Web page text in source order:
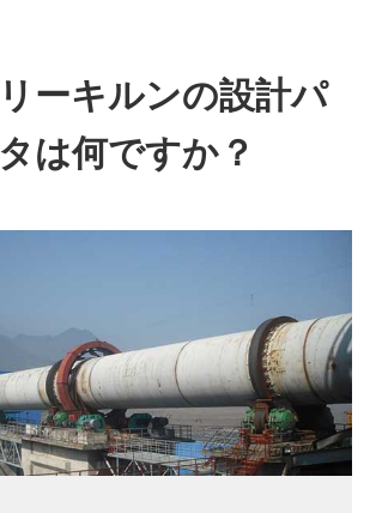
ーキルンの設計パ
は何ですか？